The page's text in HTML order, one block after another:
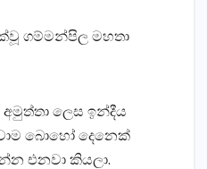
ගම්මන්පිල මහතා
ලෙස ඉන්දීය
බොහෝ දෙනෙක්‌
එනවා කියලා.